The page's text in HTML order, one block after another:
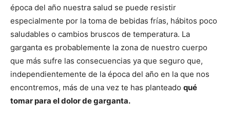
época del año nuestra salud se puede resistir
especialmente por la toma de bebidas frías, hábitos poco
saludables o cambios bruscos de temperatura. La
garganta es probablemente la zona de nuestro cuerpo
que más sufre las consecuencias ya que seguro que,
independientemente de la época del año en la que nos
encontremos, más de una vez te has planteado qué
tomar para el dolor de garganta.